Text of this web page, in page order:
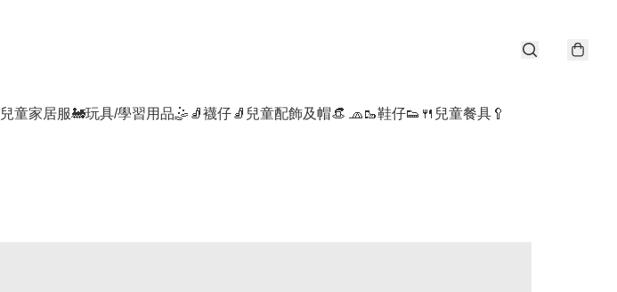
兒童家居服🚂玩具/學習用品🤹 🧦襪仔🧦 兒童配飾及帽👒 🧢🥾鞋仔👟 🍴兒童餐具🥄